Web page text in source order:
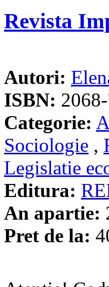
Revista
Autori:
ISBN:
Categorie:
Sociologie ,
Legislatie
Editura:
An apartie:
Pret de la: